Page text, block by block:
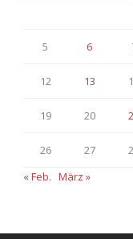
5 6
12 13
19 20
26 27
« Feb. März »